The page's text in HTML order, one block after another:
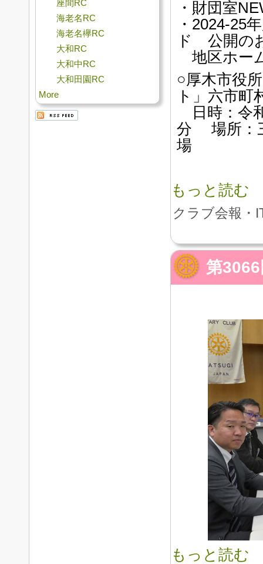
・財団室
・2024-25
ド 公開の
地区ホー
○厚木市役
ト」六市
日時：令
分 場所：
場
もっと読む
クラブ会報・
第
もっと読む
座間RC
海老名RC
海老名欅RC
大和RC
大和中RC
大和田園RC
More